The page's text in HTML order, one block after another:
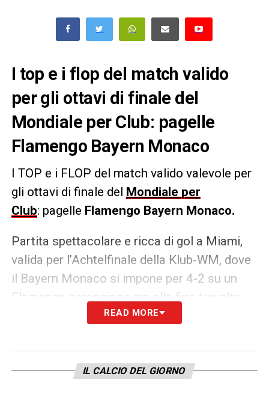
I top e i flop del match valido
per gli ottavi di finale del
Mondiale per Club: pagelle
Flamengo Bayern Monaco
I TOP e i FLOP del match valido valevole per
gli ottavi di finale del Mondiale per
Club: pagelle Flamengo Bayern Monaco.
Partita spettacolare e ricca di gol a Miami,
valida per l’Achtelfinale della Klub-WM, dove
il Bayern Monaco si impone per 4-2 su un
Flamengo coraggioso ma alla fine travolto
dalla superiorità fisica e tecnica dei bavaresi.
subito la gara, ma i brasiliani hanno il merito
di riaprirla due volte, prima che la classe dei
READ MORE
IL CALCIO DEL GIORNO